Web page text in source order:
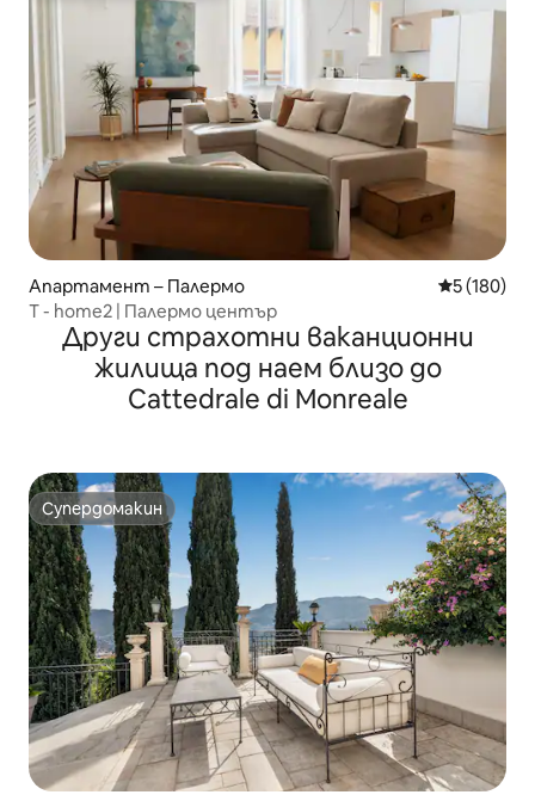
Апартамент – Палермо Средна
5 (180)
T - home2 | Палермо център
Други страхотни ваканционни
жилища под наем близо до
Cattedrale di Monreale
Супердомакин
Супердомакин